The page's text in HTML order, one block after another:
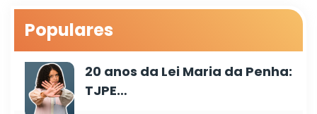
Populares
20 anos da Lei Maria da Penha:
TJPE…